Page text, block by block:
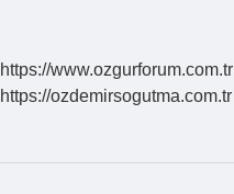
https://www.ozgurforum.com.tr
https://ozdemirsogutma.com.tr